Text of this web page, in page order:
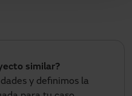
similar?
y definimos la